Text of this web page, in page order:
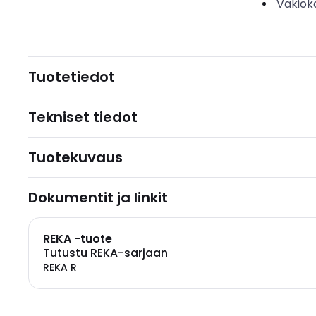
Tuotetiedot
Tekniset tiedot
Tuotekuvaus
Dokumentit ja linkit
REKA -tuote
Tutustu REKA-sarjaan
REKA R